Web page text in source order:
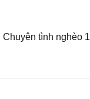
Chuyện tình nghèo 1